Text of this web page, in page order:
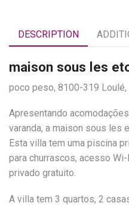
DESCRIPTION
maison sous les
poco peso, 8100-319 Loulé,
Apresentando
varanda, a maison sous les
Esta villa tem uma piscina
para churrascos, acesso
privado gratuito.
A villa tem 3 quartos, 2